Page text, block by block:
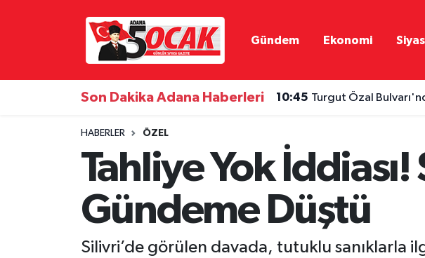
Gündem Ekonomi
Son Dakika Adana Haberleri 10:45 Turgut Özal
HABERLER ÖZEL
Tahliye Yok
Gündeme Düştü
Silivri’de görülen davada, tutuklu sanıklarla
Hava Durumu
Tüm Manşetler
Son Dakika Haberleri